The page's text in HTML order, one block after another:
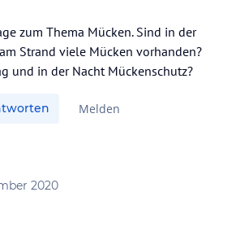
zum Thema Mücken. Sind in der
Strand viele Mücken vorhanden?
und in der Nacht Mückenschutz?
Melden
2020